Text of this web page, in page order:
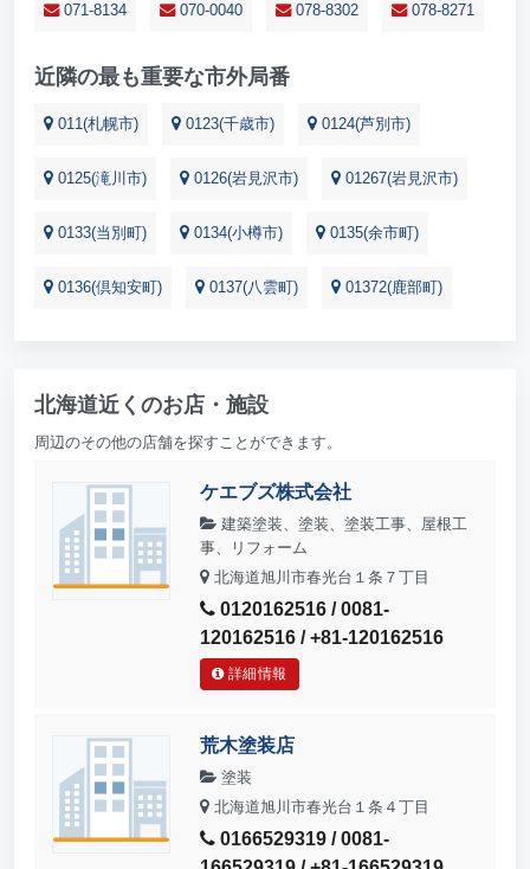
071-8134 070-0040 078-8302 078-8271
近隣の最も重要な市外局番
011(札幌市) 0123(千歳市) 0124(芦別市)
0125(滝川市) 0126(岩見沢市) 01267(岩見沢市)
0133(当別町) 0134(小樽市) 0135(余市町)
0136(倶知安町) 0137(八雲町) 01372(鹿部町)
北海道近くのお店・施設
周辺のその他の店舗を探すことができます。
ケエブズ株式会社
建築塗装、塗装、塗装工事、屋根工
事、リフォーム
北海道旭川市春光台１条７丁目
0120162516 / 0081-
120162516 / +81-120162516
詳細情報
荒木塗装店
塗装
北海道旭川市春光台１条４丁目
0166529319 / 0081-